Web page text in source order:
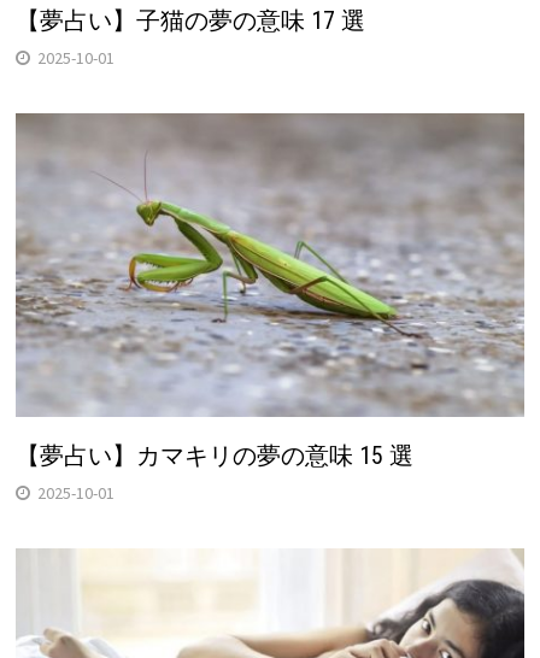
【夢占い】子猫の夢の意味 17 選
2025-10-01
【夢占い】カマキリの夢の意味 15 選
2025-10-01